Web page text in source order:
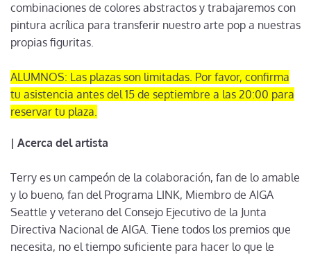
combinaciones de colores abstractos y trabajaremos con
pintura acrílica para transferir nuestro arte pop a nuestras
propias figuritas.
ALUMNOS: Las plazas son limitadas. Por favor, confirma
tu asistencia antes del 15 de septiembre a las 20:00 para
reservar tu plaza.
| Acerca del artista
Terry es un campeón de la colaboración, fan de lo amable
y lo bueno, fan del Programa LINK, Miembro de AIGA
Seattle y veterano del Consejo Ejecutivo de la Junta
Directiva Nacional de AIGA. Tiene todos los premios que
necesita, no el tiempo suficiente para hacer lo que le